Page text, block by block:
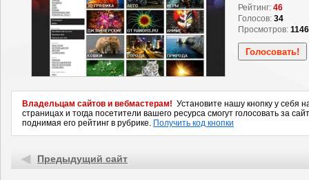
Рейтинг: 46
Голосов: 34
Просмотров:
Владельцам сайтов и вебмастерам! Установите нашу кнопку у себя
страницах и тогда посетители вашего ресурса смогут голосовать за
поднимая его рейтинг в рубрике. Получить код кнопки
Предыдущий сайт